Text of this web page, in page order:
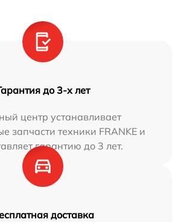
до 3-х лет
центр устанавливает
запчасти техники FRANKE и
гарантию до 3 лет.
доставка